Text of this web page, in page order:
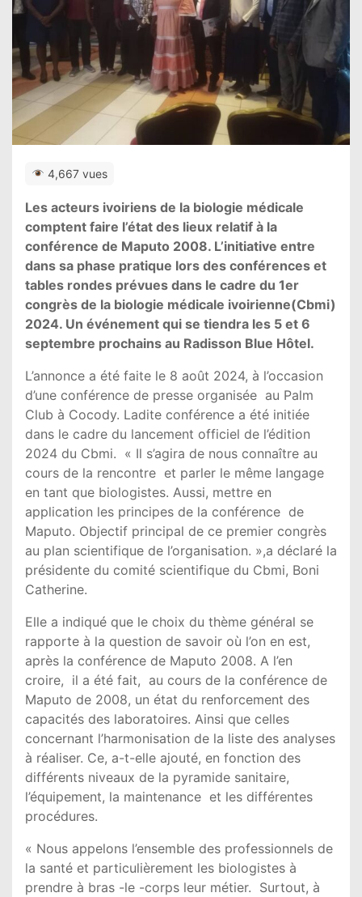
4,667 vues
Les acteurs ivoiriens de la biologie médicale
comptent faire l’état des lieux relatif à la
conférence de Maputo 2008. L’initiative entre
dans sa phase pratique lors des conférences et
tables rondes prévues dans le cadre du 1er
congrès de la biologie médicale ivoirienne(Cbmi)
2024. Un événement qui se tiendra les 5 et 6
septembre prochains au Radisson Blue Hôtel.
L’annonce a été faite le 8 août 2024, à l’occasion
d’une conférence de presse organisée au Palm
Club à Cocody. Ladite conférence a été initiée
dans le cadre du lancement officiel de l’édition
2024 du Cbmi. « Il s’agira de nous connaître au
cours de la rencontre et parler le même langage
en tant que biologistes. Aussi, mettre en
application les principes de la conférence de
Maputo. Objectif principal de ce premier congrès
au plan scientifique de l’organisation. »,a déclaré la
présidente du comité scientifique du Cbmi, Boni
Catherine.
Elle a indiqué que le choix du thème général se
rapporte à la question de savoir où l’on en est,
après la conférence de Maputo 2008. A l’en
croire, il a été fait, au cours de la conférence de
Maputo de 2008, un état du renforcement des
capacités des laboratoires. Ainsi que celles
concernant l’harmonisation de la liste des analyses
à réaliser. Ce, a-t-elle ajouté, en fonction des
différents niveaux de la pyramide sanitaire,
l’équipement, la maintenance et les différentes
procédures.
« Nous appelons l’ensemble des professionnels de
la santé et particulièrement les biologistes à
prendre à bras -le -corps leur métier. Surtout, à